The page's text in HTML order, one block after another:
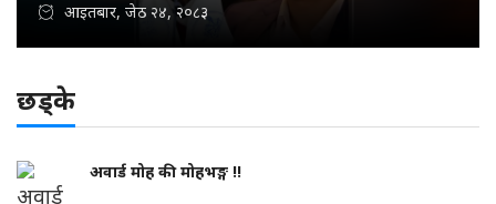
आइतबार, जेठ २४, २०८३
छड्के
अवार्ड मोह की मोहभङ्ग !!